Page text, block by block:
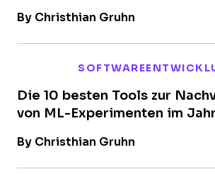
By Christhian Gruhn
Die 10 besten Tools zur
von ML-Experimenten im
By Christhian Gruhn